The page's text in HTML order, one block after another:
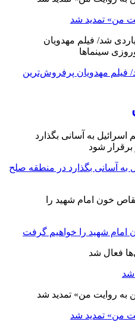
من» تمدید شد
مهدویان پرفروش‌ترین
به آسانی بگذارد در منطقه صلح
شهید را خواهیم گرفت
شد
من» تمدید شد